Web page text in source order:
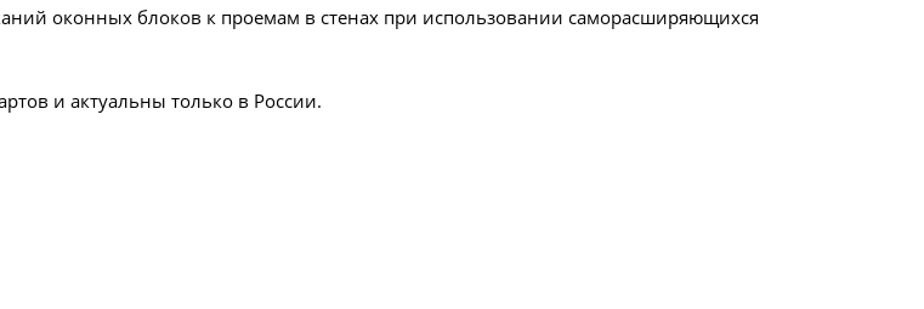
оконных блоков к проемам в стенах при использовании саморасширяющихся
и актуальны только в России.